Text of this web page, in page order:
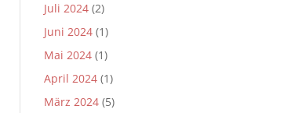
Juli 2024 (2)
Juni 2024 (1)
Mai 2024 (1)
April 2024 (1)
März 2024 (5)